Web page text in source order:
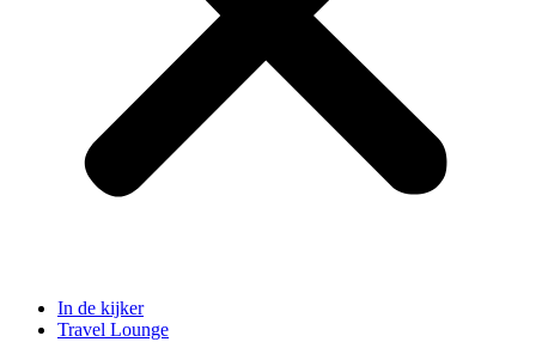
In de kijker
Travel Lounge